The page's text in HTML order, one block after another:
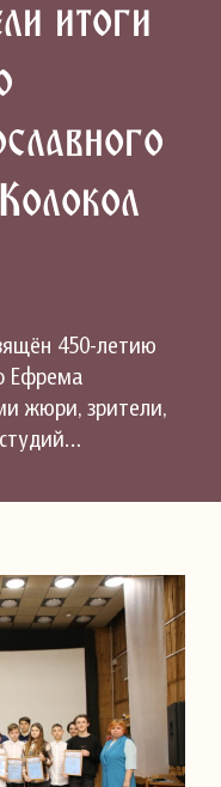
итоги
450-летию
Ефрема
жюри, зрители,